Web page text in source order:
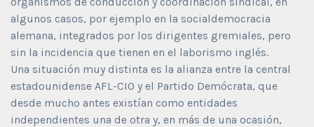
algunos casos, por ejemplo en la socialdemocracia
alemana, integrados por los dirigentes gremiales, pero
sin la incidencia que tienen en el laborismo inglés.
Una situación muy distinta es la alianza entre la central
estadounidense AFL-CIO y el Partido Demócrata, que
desde mucho antes existían como entidades
independientes una de otra y, en más de una ocasión,